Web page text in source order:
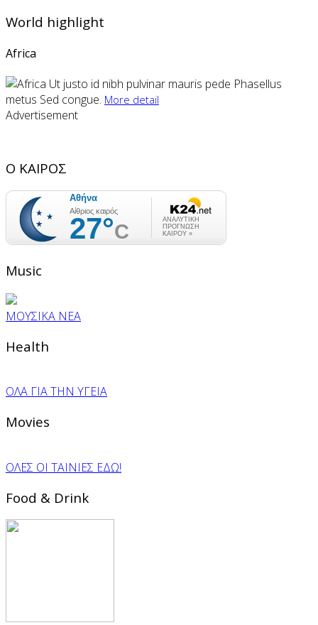
World highlight
Africa
Ut justo id nibh pulvinar mauris pede Phasellus
metus Sed congue. More detail
Advertisement
Ο ΚΑΙΡΟΣ
Music
ΜΟΥΣΙΚΑ ΝΕΑ
Health
ΟΛΑ ΓΙΑ ΤΗΝ ΥΓΕΙΑ
Movies
ΟΛΕΣ ΟΙ ΤΑΙΝΙΕΣ ΕΔΩ!
Food & Drink